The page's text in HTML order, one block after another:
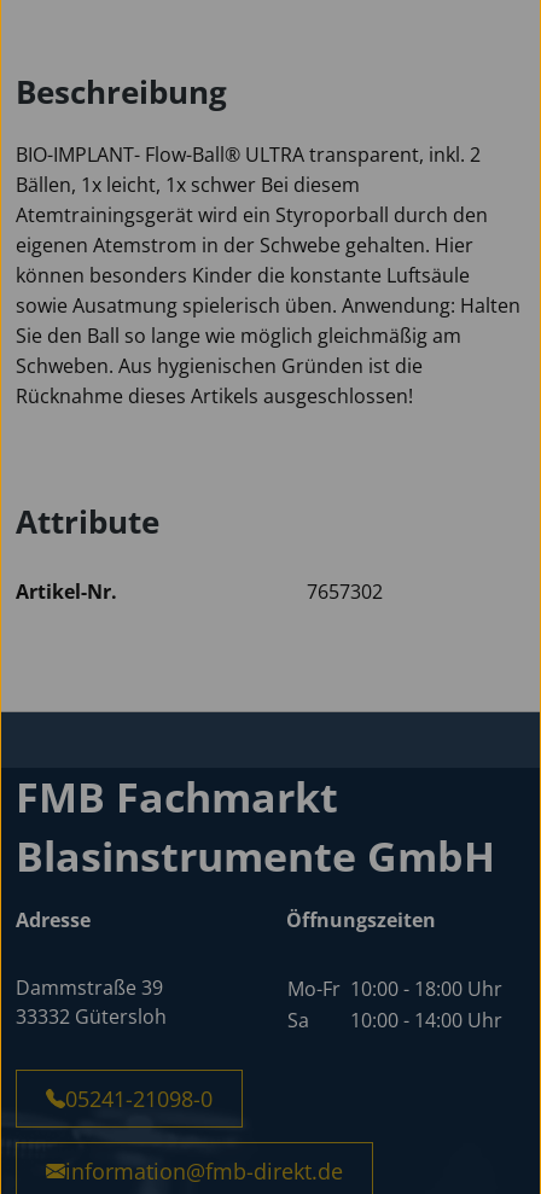
Beschreibung
BIO-IMPLANT- Flow-Ball® ULTRA transparent, inkl. 2
Bällen, 1x leicht, 1x schwer Bei diesem
Atemtrainingsgerät wird ein Styroporball durch den
eigenen Atemstrom in der Schwebe gehalten. Hier
können besonders Kinder die konstante Luftsäule
sowie Ausatmung spielerisch üben. Anwendung: Halten
Sie den Ball so lange wie möglich gleichmäßig am
Schweben. Aus hygienischen Gründen ist die
Rücknahme dieses Artikels ausgeschlossen!
Attribute
Artikel-Nr. 7657302
FMB Fachmarkt
Blasinstrumente GmbH
Adresse
Dammstraße 39
33332 Gütersloh
Öffnungszeiten
Mo-Fr 10:00 - 18:00 Uhr
Sa
10:00 - 14:00 Uhr
05241-21098-0
information@fmb-direkt.de